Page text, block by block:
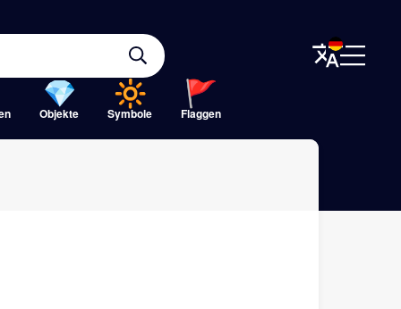
Objekte Symbole Flaggen